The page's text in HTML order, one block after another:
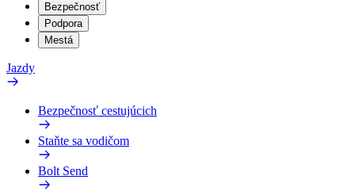
Bezpečnosť
Podpora
Mestá
Jazdy
Bezpečnosť cestujúcich
Staňte sa vodičom
Bolt Send